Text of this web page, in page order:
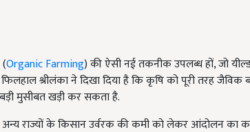
Organic Farming) की ऐसी नई तकनीक उपलब्ध हों, जो
श्रीलंका ने दिखा दिया है कि कृषि को पूरी तरह जैविक
मुसीबत खड़ी कर सकता है.
अन्य राज्यों के किसान उर्वरक की कमी को लेकर आंदोलन का